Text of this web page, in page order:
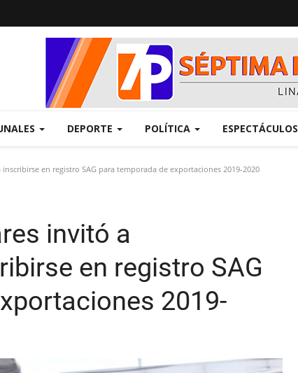
DEPORTE POLÍTICA ESPECTÁCULOS
en registro SAG para temporada de exportaciones 2019-2020
invitó a
en registro SAG
2019-